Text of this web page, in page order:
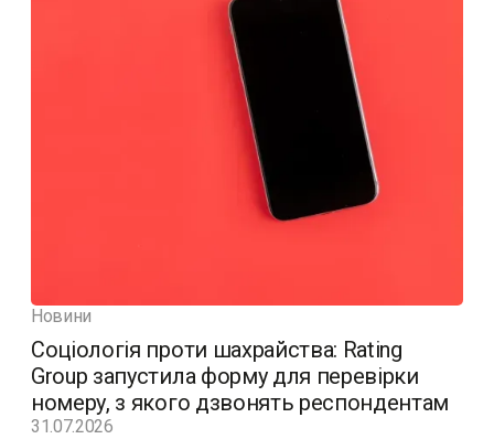
Новини
Соціологія проти шахрайства: Rating
Group запустила форму для перевірки
номеру, з якого дзвонять респондентам
31.07.2026